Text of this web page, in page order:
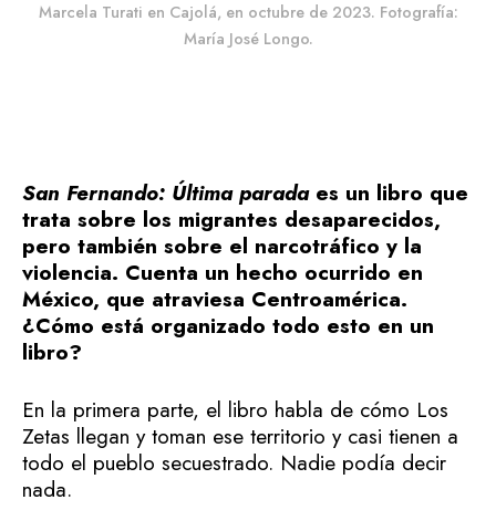
Marcela Turati en Cajolá, en octubre de 2023. Fotografía:
María José Longo.
San Fernando: Última paradaes un libro que
trata sobre los migrantes desaparecidos,
pero también sobre el narcotráfico y la
violencia. Cuenta un hecho ocurrido en
México, que atraviesa Centroamérica.
¿Cómo está organizado todo esto en un
libro?
En la primera parte, el libro habla de cómo Los
Zetas llegan y toman ese territorio y casi tienen a
todo el pueblo secuestrado. Nadie podía decir
nada.